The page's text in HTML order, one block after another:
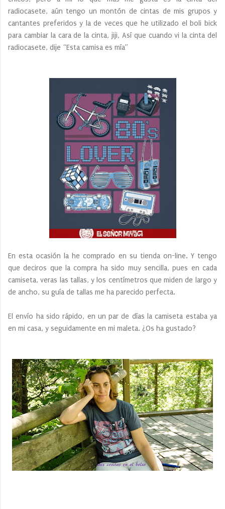
radiocasete, aún tengo un montón de cintas de mis grupos y
cantantes preferidos y la de veces que he utilizado el boli bick
para cambiar la cara de la cinta, jiji, Así que cuando vi la cinta del
radiocasete, dije “Esta camisa es mía”
En esta ocasión la he comprado en su tienda on-line. Y tengo
que deciros que la compra ha sido muy sencilla, pues en cada
camiseta, veras las tallas, y los centímetros que miden de largo y
de ancho, su guía de tallas me ha parecido perfecta.
El envío ha sido rápido, en un par de días la camiseta estaba ya
en mi casa, y seguidamente en mi maleta. ¿Os ha gustado?